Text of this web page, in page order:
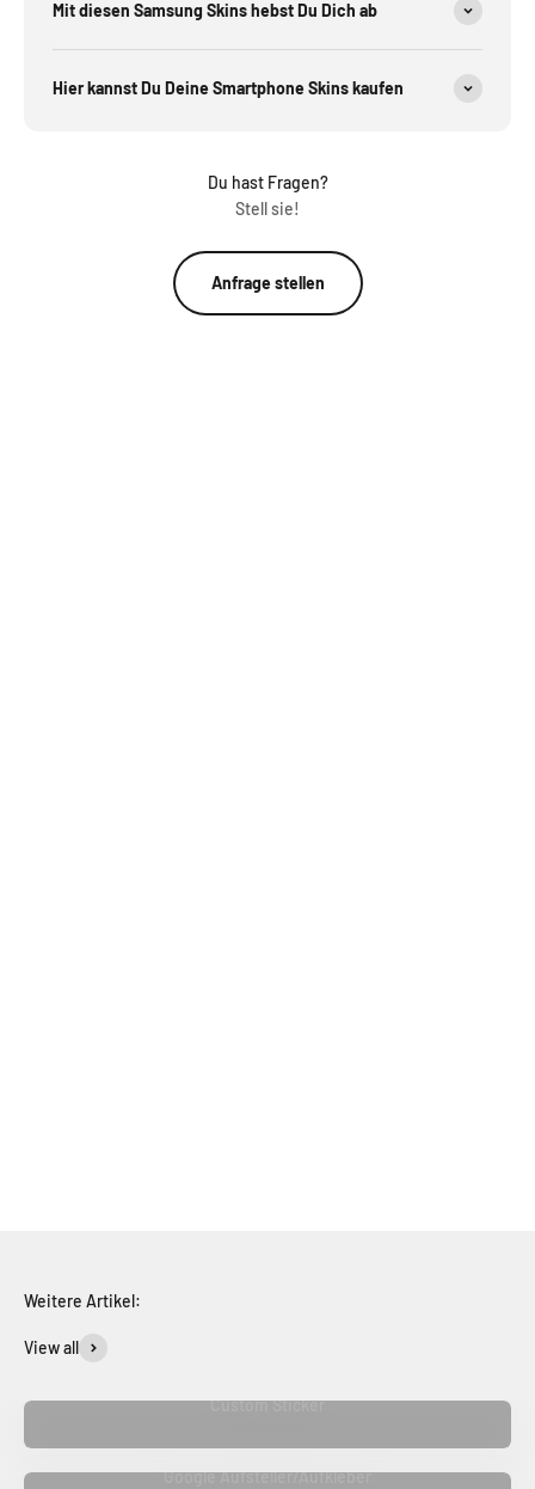
Mit diesen Samsung Skins hebst Du Dich ab
Hier kannst Du Deine Smartphone Skins kaufen
Du hast Fragen?
Stell sie!
Anfrage stellen
Weitere Artikel:
View all
Custom Sticker
Google Aufsteller/Aufkleber